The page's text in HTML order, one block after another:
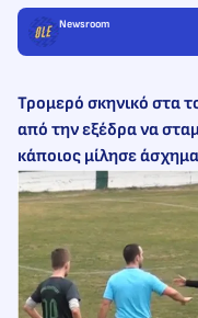
Newsroom
Τρομερό σκηνικό στα
από την εξέδρα να
κάποιος μίλησε